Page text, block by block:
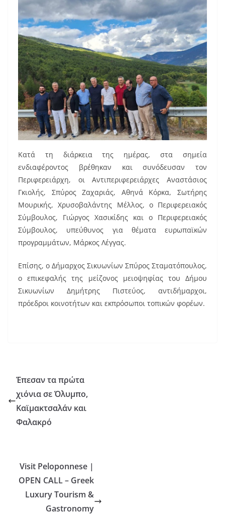
Κατά τη διάρκεια της ημέρας, στα σημεία
ενδιαφέροντος βρέθηκαν και συνόδευσαν τον
Περιφερειάρχη, οι Αντιπεριφερειάρχες Αναστάσιος
Γκιολής, Σπύρος Ζαχαριάς, Αθηνά Κόρκα, Σωτήρης
Μουρικής, Χρυσοβαλάντης Μέλλος, ο Περιφερειακός
Σύμβουλος, Γιώργος Χασικίδης και ο Περιφερειακός
Σύμβουλος, υπεύθυνος για θέματα ευρωπαϊκών
προγραμμάτων, Μάρκος Λέγγας.
Επίσης, ο Δήμαρχος Σικυωνίων Σπύρος Σταματόπουλος,
ο επικεφαλής της μείζονος μειοψηφίας του Δήμου
Σικυωνίων Δημήτρης Πιστεύος, αντιδήμαρχοι,
πρόεδροι κοινοτήτων και εκπρόσωποι τοπικών φορέων.
Έπεσαν τα πρώτα
χιόνια σε Όλυμπο,
Καϊμακτσαλάν και
Φαλακρό
Visit Peloponnese |
OPEN CALL – Greek
Luxury Tourism &
Gastronomy